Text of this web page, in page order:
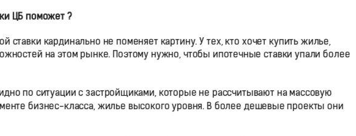
ЦБ поможет ?
кардинально не поменяет картину. У тех, кто хочет купить жилье,
на этом рынке. Поэтому нужно, чтобы ипотечные ставки упали более
по ситуации с застройщиками, которые не рассчитывают на массовую
бизнес-класса, жилье высокого уровня. В более дешевые проекты они